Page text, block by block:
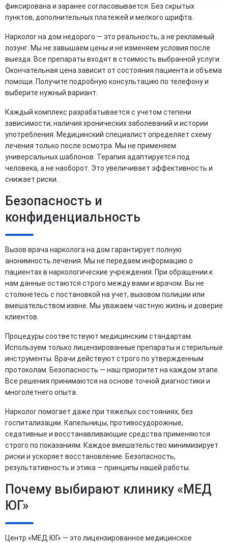
фиксирована и заранее согласовывается. Без скрытых
пунктов, дополнительных платежей и мелкого шрифта.
Нарколог на дом недорого — это реальность, а не рекламный
лозунг. Мы не завышаем цены и не изменяем условия после
выезда. Все препараты входят в стоимость выбранной услуги.
Окончательная цена зависит от состояния пациента и объема
помощи. Получите подробную консультацию по телефону и
выберите нужный вариант.
Каждый комплекс разрабатывается с учетом степени
зависимости, наличия хронических заболеваний и истории
употребления. Медицинский специалист определяет схему
лечения только после осмотра. Мы не применяем
универсальных шаблонов. Терапия адаптируется под
человека, а не наоборот. Это увеличивает эффективность и
снижает риски.
Безопасность и
конфиденциальность
Вызов врача нарколога на дом гарантирует полную
анонимность лечения. Мы не передаем информацию о
пациентах в наркологические учреждения. При обращении к
нам данные остаются строго между вами и врачом. Вы не
столкнетесь с постановкой на учет, вызовом полиции или
вмешательством извне. Мы уважаем частную жизнь и доверие
клиентов.
Процедуры соответствуют медицинским стандартам.
Используем только лицензированные препараты и стерильные
инструменты. Врачи действуют строго по утвержденным
протоколам. Безопасность — наш приоритет на каждом этапе.
Все решения принимаются на основе точной диагностики и
многолетнего опыта.
Нарколог помогает даже при тяжелых состояниях, без
госпитализации. Капельницы, противосудорожные,
седативные и восстанавливающие средства применяются
строго по показаниям. Каждое вмешательство минимизирует
риски и ускоряет восстановление. Безопасность,
результативность и этика — принципы нашей работы.
Почему выбирают клинику «МЕД
ЮГ»
Центр «МЕД ЮГ» — это лицензированное медицинское